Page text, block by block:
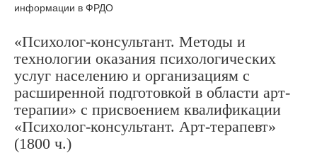
информации в ФРДО
«Психолог-консультант. Методы и
технологии оказания психологических
услуг населению и организациям с
расширенной подготовкой в области арт-
терапии» с присвоением квалификации
«Психолог-консультант. Арт-терапевт»
(1800 ч.)